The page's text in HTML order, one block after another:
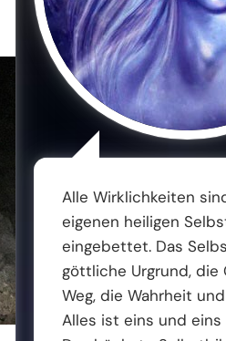
Alle Wirklichkeiten
eigenen heiligen
eingebettet. Das
göttliche Urgrund, die
Weg, die Wahrheit
Alles ist eins und